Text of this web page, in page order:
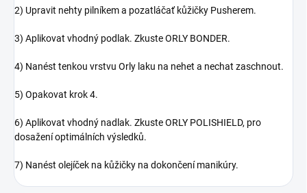
2) Upravit nehty pilníkem a pozatláčať kůžičky Pusherem.
3) Aplikovat vhodný podlak. Zkuste ORLY BONDER.
4) Nanést tenkou vrstvu Orly laku na nehet a nechat zaschnout.
5) Opakovat krok 4.
6) Aplikovat vhodný nadlak. Zkuste ORLY POLISHIELD, pro
dosažení optimálních výsledků.
7) Nanést olejíček na kůžičky na dokončení manikúry.